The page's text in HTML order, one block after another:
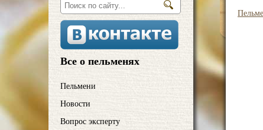
Все о пельменях
Пельмени
Новости
Вопрос эксперту